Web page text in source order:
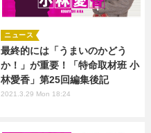
最終的には「うまいのかどう
か！」が重要！「特命取材班 小
林愛香」第25回編集後記
ニュース
2021.3.29 Mon 18:24